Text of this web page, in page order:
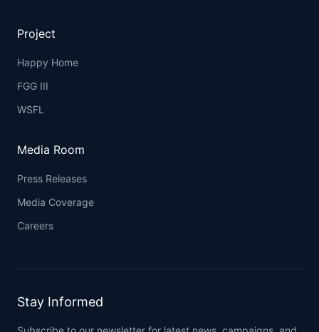
Project
Happy Home
FGG III
WSFL
Media Room
Press Releases
Media Coverage
Careers
Stay Informed